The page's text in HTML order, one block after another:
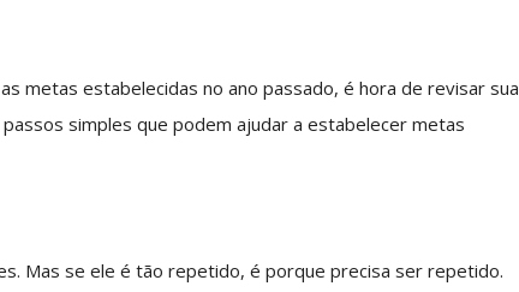
metas estabelecidas no ano passado, é hora de revisar sua
simples que podem ajudar a estabelecer metas
Mas se ele é tão repetido, é porque precisa ser repetido.